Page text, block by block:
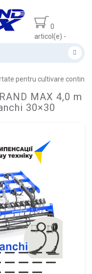
0
articol(e) -
pentru cultivare continuă
MAX 4,0 m
30×30